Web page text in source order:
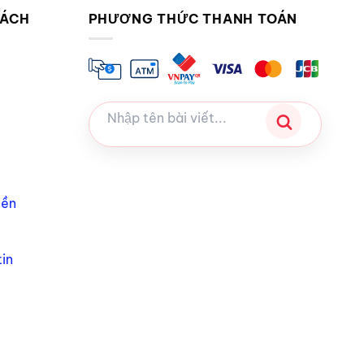
PHƯƠNG THỨC THANH TOÁN